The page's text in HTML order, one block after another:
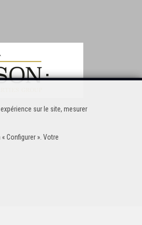
sur le site, mesurer
Configurer ». Votre